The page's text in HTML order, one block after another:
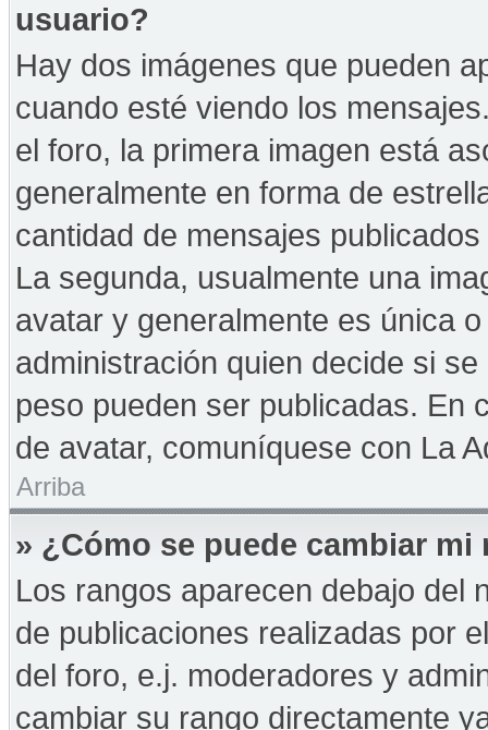
usuario?
Hay dos imágenes que pueden
cuando esté viendo los
el foro, la primera imagen está
generalmente en forma de
cantidad de mensajes
La segunda, usualmente una
avatar y generalmente es única
administración quien decide si
peso pueden ser publicadas. En
de avatar, comuníquese con La
Arriba
» ¿Cómo se puede cambiar mi
Los rangos aparecen debajo del
de publicaciones realizadas por
del foro, e.j. moderadores y
cambiar su rango directamente